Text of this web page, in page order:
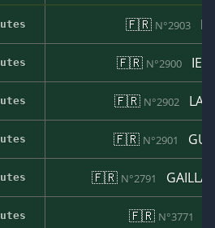
🇫🇷 N°2903
🇫🇷 N°2900
🇫🇷 N°2902
🇫🇷 N°2901
🇫🇷 N°2791
🇫🇷 N°3771